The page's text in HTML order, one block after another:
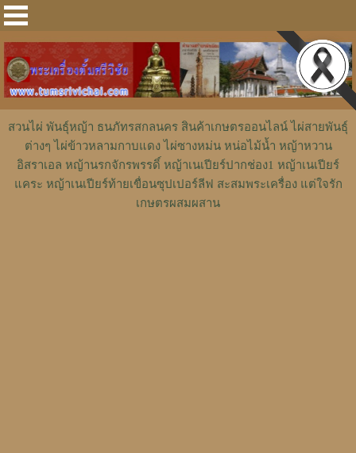
สวนไผ่ พันธุ์หญ้า ธนภัทรสกลนคร สินค้าเกษตรออนไลน์ ไผ่สายพันธุ์
ต่างๆ ไผ่ข้าวหลามกาบแดง ไผ่ซางหม่น หน่อไม้น้ำ หญ้าหวาน
อิสราเอล หญ้านรกจักรพรรดิ์ หญ้าเนเปียร์ปากช่อง1 หญ้าเนเปียร์
แคระ หญ้าเนเปียร์ท้ายเขื่อนซุปเปอร์ลีฟ สะสมพระเครื่อง แต่ใจรัก
เกษตรผสมผสาน